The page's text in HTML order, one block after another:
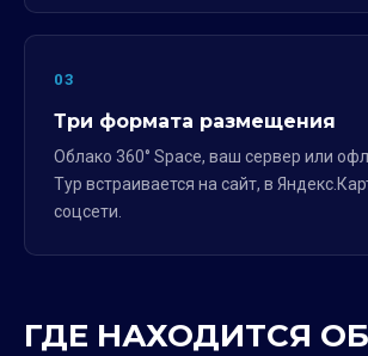
03
Три формата размещения
Облако 360° Space, ваш сервер или
Тур встраивается на сайт, в
соцсети.
ГДЕ НАХОДИТСЯ